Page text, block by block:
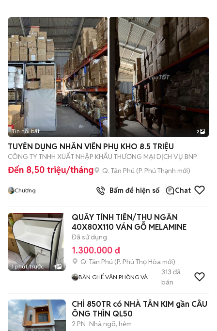
Tin nổi bật 2
TUYỂN DỤNG NHÂN VIÊN PHỤ KHO 8.5 TRIỆU
CÔNG TY TNHH XUẤT NHẬP KHẨU THƯƠNG MẠI DỊCH VỤ BNP
Đến 8,50 triệu/tháng Q. Tân Phú (P. Phú Thạnh mới)
Chương Bấm để hiện số Chat
1 phút trước 1
QUẦY TÍNH TIỀN/THU NGÂN
40X80X110 VÁN GỖ MELAMINE
Đã sử dụng
1.300.000 đ
Q. Tân Phú (P. Phú Thọ Hòa mới)
BÀN GHẾ VĂN PHÒNG VÀ TỦ
313 đã
bán
CHỈ 850TR có NHÀ TÂN KIM gần CẦU
ÔNG THÌN QL50
2 PN Nhà ngõ, hẻm